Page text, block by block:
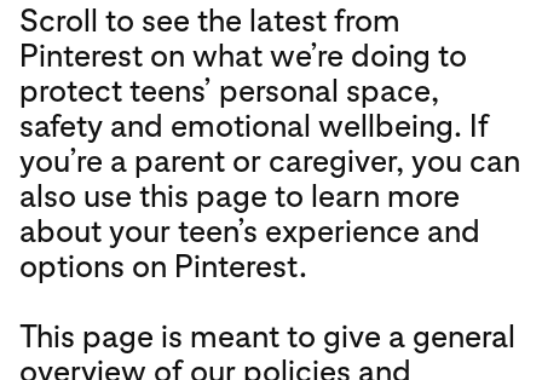
Scroll to see the latest from
Pinterest on what we’re doing to
protect teens’ personal space,
safety and emotional wellbeing. If
you’re a parent or caregiver, you can
also use this page to learn more
about your teen’s experience and
options on Pinterest.
This page is meant to give a general
overview of our policies and